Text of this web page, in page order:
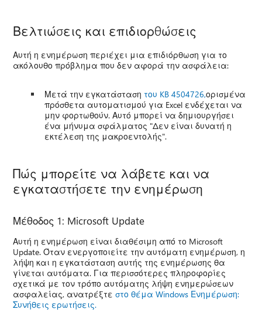
Βελτιώσεις και επιδιορθώσεις
Αυτή η ενημέρωση περιέχει μια επιδιόρθωση για το
ακόλουθο πρόβλημα που δεν αφορά την ασφάλεια:
Μετά την εγκατάσταση του KB 4504726,ορισμένα
πρόσθετα αυτοματισμού για Excel ενδέχεται να
μην φορτωθούν. Αυτό μπορεί να δημιουργήσει
ένα μήνυμα σφάλματος "Δεν είναι δυνατή η
εκτέλεση της μακροεντολής".
Πώς μπορείτε να λάβετε και να
εγκαταστήσετε την ενημέρωση
Μέθοδος 1: Microsoft Update
Αυτή η ενημέρωση είναι διαθέσιμη από το Microsoft
Update. Όταν ενεργοποιείτε την αυτόματη ενημέρωση, η
λήψη και η εγκατάσταση αυτής της ενημέρωσης θα
γίνεται αυτόματα. Για περισσότερες πληροφορίες
σχετικά με τον τρόπο αυτόματης λήψη ενημερώσεων
ασφαλείας, ανατρέξτεστο θέμα Windows Ενημέρωση:
Συνήθεις ερωτήσεις.